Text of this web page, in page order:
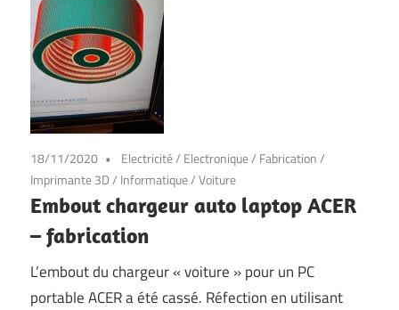
18/11/2020 Electricité/ Electronique/ Fabrication/
Imprimante 3D/ Informatique/Voiture
Embout chargeur auto laptop ACER
– fabrication
L’embout du chargeur « voiture » pour un PC
portable ACER a été cassé. Réfection en utilisant